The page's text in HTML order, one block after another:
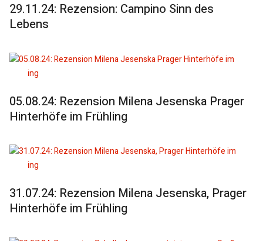
29.11.24: Rezension: Campino Sinn des
Lebens
05.08.24: Rezension Milena Jesenska Prager
Hinterhöfe im Frühling
31.07.24: Rezension Milena Jesenska, Prager
Hinterhöfe im Frühling